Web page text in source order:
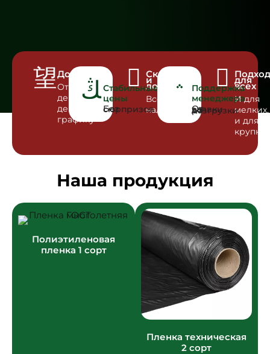
Доставка
Отгрузка
день в
день по
графику
Стабильные
цены
Без сюрпризов
Склад
и
логистика
Всё в
наличии
Поддержка
менеджера
От заявки до разгрузки
для
всех
И для
мелких,
и для
Наша продукция
Полиэтиленовая
пленка 1 сорт
Пленка техническая
2 сорт